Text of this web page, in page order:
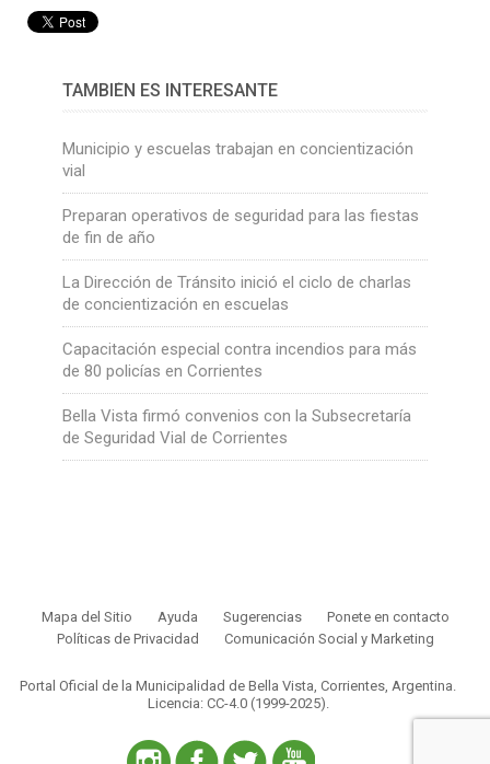
TAMBIÉN ES INTERESANTE
Municipio y escuelas trabajan en concientización
vial
Preparan operativos de seguridad para las fiestas
de fin de año
La Dirección de Tránsito inició el ciclo de charlas
de concientización en escuelas
Capacitación especial contra incendios para más
de 80 policías en Corrientes
Bella Vista firmó convenios con la Subsecretaría
de Seguridad Vial de Corrientes
Mapa del Sitio Ayuda Sugerencias
Ponete en contacto
Políticas de Privacidad
Comunicación Social y Marketing
Portal Oficial de la Municipalidad de Bella Vista, Corrientes, Argentina.
Licencia: CC-4.0 (1999-2025).